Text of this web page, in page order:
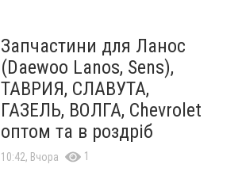
Запчастини для Ланос
(Daewoo Lanos, Sens),
ТАВРИЯ, СЛАВУТА,
ГАЗЕЛЬ, ВОЛГА, Chevrolet
оптом та в роздріб
10:42, Вчора 1